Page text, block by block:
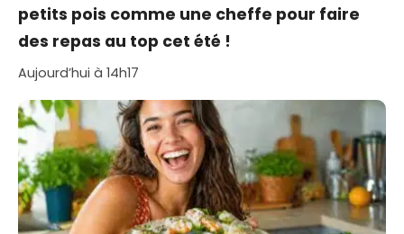
petits pois comme une cheffe pour faire
des repas au top cet été !
Aujourd’hui à 14h17